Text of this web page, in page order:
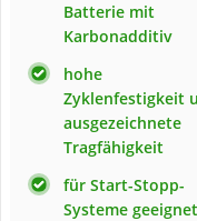
Batterie mit
Karbonadditiv
hohe
Zyklenfestigkeit
ausgezeichnete
Tragfähigkeit
für Start-Stopp-
Systeme geeignet